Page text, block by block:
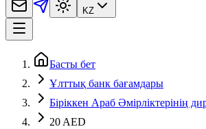
KZ
Басты бет
Ұлттық банк бағамдары
Біріккен Араб Әмірліктерінің
20 AED